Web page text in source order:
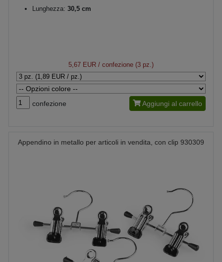
Lunghezza: 30,5 cm
5,67 EUR / confezione (3 pz.)
confezione Aggiungi al carrello
Appendino in metallo per articoli in vendita, con clip 930309